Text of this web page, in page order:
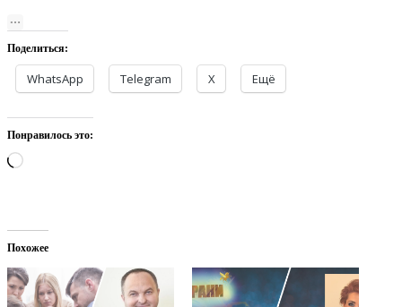
Поделиться:
WhatsApp Telegram X Ещё
Понравилось это:
Загрузка…
Похожее